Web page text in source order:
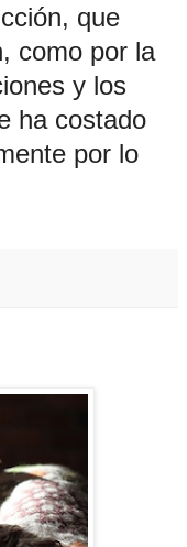
que
como por la
y los
ha costado
por lo